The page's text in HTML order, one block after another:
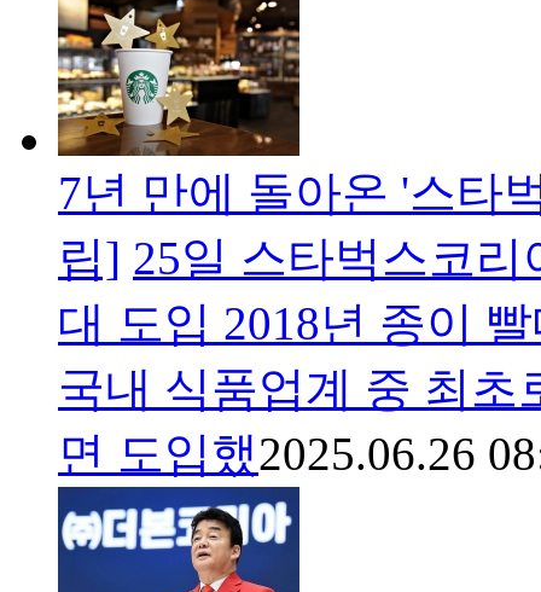
7년 만에 돌아온 '스타
립] 25일 스타벅스코
대 도입 2018년 종이
국내 식품업계 중 최초
면 도입했2025.06.26